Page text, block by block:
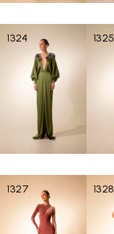
1324 1325
1327 1328